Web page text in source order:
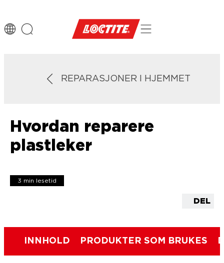
REPARASJONER I HJEMMET
Hvordan reparere
plastleker
3 min lesetid
DEL
INNHOLD PRODUKTER SOM BRUKES